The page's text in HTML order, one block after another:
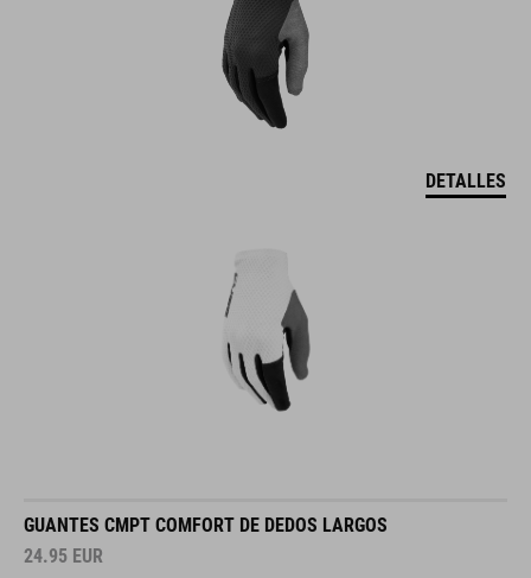
DETALLES
GUANTES CMPT COMFORT DE DEDOS LARGOS
24.95 EUR